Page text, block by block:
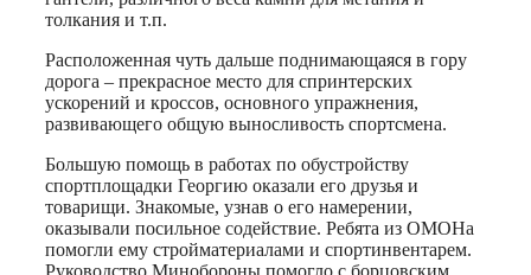
толкания и т.п.
Расположенная чуть дальше поднимающаяся в гору
дорога – прекрасное место для спринтерских
ускорений и кроссов, основного упражнения,
развивающего общую выносливость спортсмена.
Большую помощь в работах по обустройству
спортплощадки Георгию оказали его друзья и
товарищи. Знакомые, узнав о его намерении,
оказывали посильное содействие. Ребята из ОМОНа
помогли ему стройматериалами и спортинвентарем.
Руководство Минобороны помогло с борцовским